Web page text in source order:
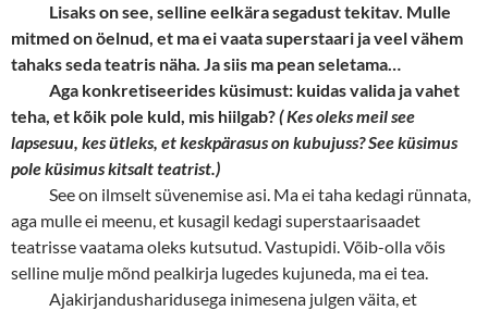
Lisaks on see, selline eelkära segadust tekitav. Mulle
mitmed on öelnud, et ma ei vaata superstaari ja veel vähem
tahaks seda teatris näha. Ja siis ma pean seletama…
Aga konkretiseerides küsimust: kuidas valida ja vahet
teha, et kõik pole kuld, mis hiilgab?( Kes oleks meil see
lapsesuu, kes ütleks, et keskpärasus on kubujuss? See küsimus
pole küsimus kitsalt teatrist.)
See on ilmselt süvenemise asi. Ma ei taha kedagi rünnata,
aga mulle ei meenu, et kusagil kedagi superstaarisaadet
teatrisse vaatama oleks kutsutud. Vastupidi. Võib-olla võis
selline mulje mõnd pealkirja lugedes kujuneda, ma ei tea.
Ajakirjandusharidusega inimesena julgen väita, et